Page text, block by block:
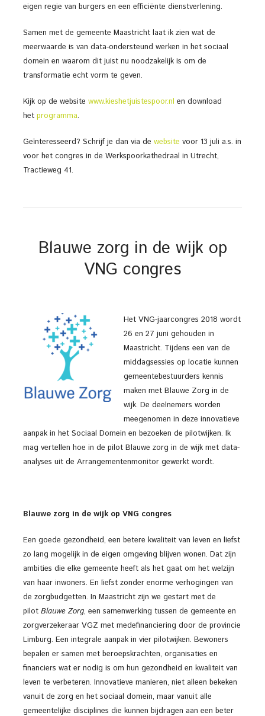
eigen regie van burgers en een efficiënte dienstverlening.
Samen met de gemeente Maastricht laat ik zien wat de
meerwaarde is van data-ondersteund werken in het sociaal
domein en waarom dit juist nu noodzakelijk is om de
transformatie echt vorm te geven.
Kijk op de website www.kieshetjuistespoor.nl en download
het programma.
Geïnteresseerd? Schrijf je dan via de website voor 13 juli a.s. in
voor het congres in de Werkspoorkathedraal in Utrecht,
Tractieweg 41.
Blauwe zorg in de wijk op
VNG congres
Het VNG-jaarcongres 2018 wordt
26 en 27 juni gehouden in
Maastricht. Tijdens een van de
middagsessies op locatie kunnen
gemeentebestuurders kennis
maken met Blauwe Zorg in de
wijk. De deelnemers worden
meegenomen in deze innovatieve
aanpak in het Sociaal Domein en bezoeken de pilotwijken. Ik
mag vertellen hoe in de pilot Blauwe zorg in de wijk met data-
analyses uit de Arrangementenmonitor gewerkt wordt.
Blauwe zorg in de wijk op VNG congres
Een goede gezondheid, een betere kwaliteit van leven en liefst
zo lang mogelijk in de eigen omgeving blijven wonen. Dat zijn
ambities die elke gemeente heeft als het gaat om het welzijn
van haar inwoners. En liefst zonder enorme verhogingen van
de zorgbudgetten. In Maastricht zijn we gestart met de
pilot Blauwe Zorg, een samenwerking tussen de gemeente en
zorgverzekeraar VGZ met medefinanciering door de provincie
Limburg. Een integrale aanpak in vier pilotwijken. Bewoners
bepalen er samen met beroepskrachten, organisaties en
financiers wat er nodig is om hun gezondheid en kwaliteit van
leven te verbeteren. Innovatieve manieren, niet alleen bekeken
vanuit de zorg en het sociaal domein, maar vanuit alle
gemeentelijke disciplines die kunnen bijdragen aan een beter